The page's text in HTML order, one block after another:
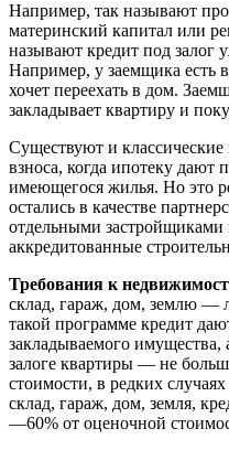
Например, так называют
материнский капитал или
называют кредит под
Например, у заемщика есть
хочет переехать в дом.
закладывает квартиру и
Существуют и
взноса, когда ипотеку дают
имеющегося жилья. Но это
остались в качестве
отдельными застройщиками
аккредитованные
Требования к
склад, гараж, дом, землю
такой программе кредит
закладываемого
залоге квартиры — не
стоимости, в редких
склад, гараж, дом, земля,
—60% от оценочной